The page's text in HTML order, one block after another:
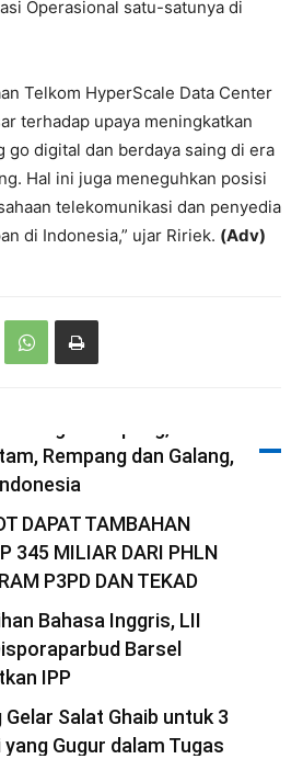
Operasional satu-satunya di
Telkom HyperScale Data Center
terhadap upaya meningkatkan
go digital dan berdaya saing di era
Hal ini juga meneguhkan posisi
telekomunikasi dan penyedia
di Indonesia,” ujar Ririek. (Adv)
Rempang dan Galang,
DAPAT TAMBAHAN
345 MILIAR DARI PHLN
P3PD DAN TEKAD
Bahasa Inggris, LII
Barsel
IPP
Salat Ghaib untuk 3
Gugur dalam Tugas